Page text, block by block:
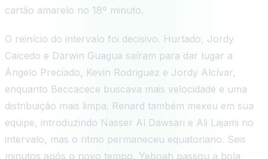
cartão amarelo no 18º minuto.
O reinício do intervalo foi decisivo. Hurtado, Jordy
Caicedo e Darwin Guagua saíram para dar lugar a
Ángelo Preciado, Kevin Rodriguez e Jordy Alcívar,
enquanto Beccacece buscava mais velocidade e uma
distribuição mais limpa. Renard também mexeu em sua
equipe, introduzindo Nasser Al Dawsari e Ali Lajami no
intervalo, mas o ritmo permaneceu equatoriano. Seis
minutos após o novo tempo, Yeboah passou a bola